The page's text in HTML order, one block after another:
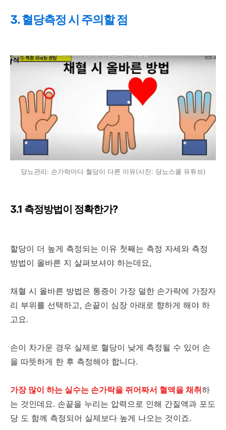
3. 혈당측정 시 주의할 점
당뇨관리: 손가락마다 혈당이 다른 이유(사진: 당뇨스쿨 유튜브)
3.1 측정방법이 정확한가?
할당이 더 높게 측정되는 이유 첫째는 측정 자세와 측정
방법이 올바른 지 살펴보셔야 하는데요,
채혈 시 올바른 방법은 통증이 가장 덜한 손가락에 가장자
리 부위를 선택하고, 손끝이 심장 아래로 향하게 해야 하
고요.
손이 차가운 경우 실제로 혈당이 낮게 측정될 수 있어 손
을 따뜻하게 한 후 측정해야 합니다.
가장 많이 하는 실수는 손가락을 쥐어짜서 혈액을 채취하
는 것인데요. 손끝을 누리는 압력으로 인해 간질액과 포도
당 도 함께 측정되어 실제보다 높게 나오는 것이죠.